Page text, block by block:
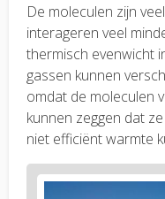
De moleculen zijn
interageren veel
thermisch evenwicht
gassen kunnen
omdat de moleculen
kunnen zeggen dat
niet efficiënt warmte